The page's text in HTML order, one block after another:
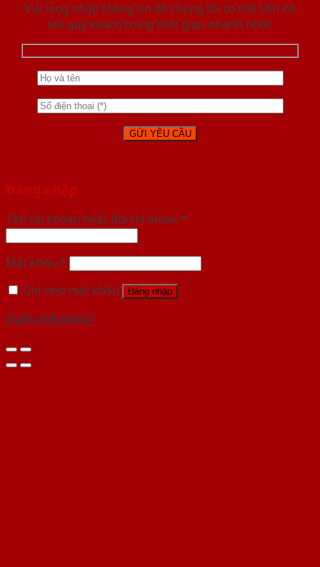
Vui lòng nhập thông tin để chúng tôi có thể liên hệ
với quý khách trong thời gian nhanh nhất.
Đăng nhập
Tên tài khoản hoặc địa chỉ email *
Mật khẩu *
Ghi nhớ mật khẩu
Đăng nhập
Quên mật khẩu?